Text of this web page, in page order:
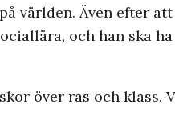
världen. Även efter
och han ska
över ras och klass.